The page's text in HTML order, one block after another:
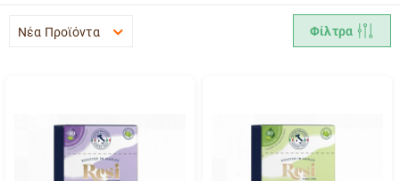
Νέα Προϊόντα Φίλτρα